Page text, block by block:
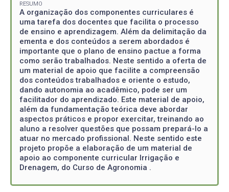
RESUMO
A organização dos componentes curriculares é
uma tarefa dos docentes que facilita o processo
de ensino e aprendizagem. Além da delimitação da
ementa e dos conteúdos a serem abordados é
importante que o plano de ensino pactue a forma
como serão trabalhados. Neste sentido a oferta de
um material de apoio que facilite a compreensão
dos conteúdos trabalhados e oriente o estudo,
dando autonomia ao acadêmico, pode ser um
facilitador do aprendizado. Este material de apoio,
além da fundamentação teórica deve abordar
aspectos práticos e propor exercitar, treinando ao
aluno a resolver questões que possam prepará-lo a
atuar no mercado profissional. Neste sentido este
projeto propõe a elaboração de um material de
apoio ao componente curricular Irrigação e
Drenagem, do Curso de Agronomia .